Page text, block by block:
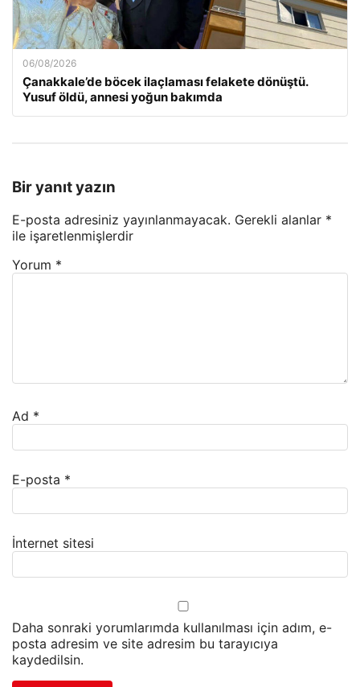
06/08/2026
Çanakkale’de böcek ilaçlaması felakete dönüştü.
Yusuf öldü, annesi yoğun bakımda
Bir yanıt yazın
E-posta adresiniz yayınlanmayacak. Gerekli alanlar *
ile işaretlenmişlerdir
Yorum *
Ad *
E-posta *
İnternet sitesi
Daha sonraki yorumlarımda kullanılması için adım, e-
posta adresim ve site adresim bu tarayıcıya
kaydedilsin.